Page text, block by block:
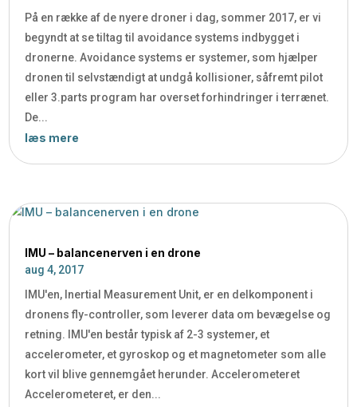
På en række af de nyere droner i dag, sommer 2017, er vi
begyndt at se tiltag til avoidance systems indbygget i
dronerne. Avoidance systems er systemer, som hjælper
dronen til selvstændigt at undgå kollisioner, såfremt pilot
eller 3.parts program har overset forhindringer i terrænet.
De...
læs mere
IMU – balancenerven i en drone
aug 4, 2017
IMU'en, Inertial Measurement Unit, er en delkomponent i
dronens fly-controller, som leverer data om bevægelse og
retning. IMU'en består typisk af 2-3 systemer, et
accelerometer, et gyroskop og et magnetometer som alle
kort vil blive gennemgået herunder. Accelerometeret
Accelerometeret, er den...